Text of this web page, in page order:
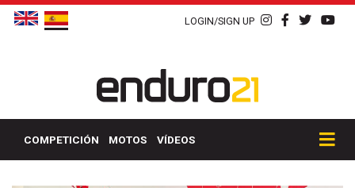
LOGIN/SIGN UP
COMPETICIÓN MOTOS VÍDEOS